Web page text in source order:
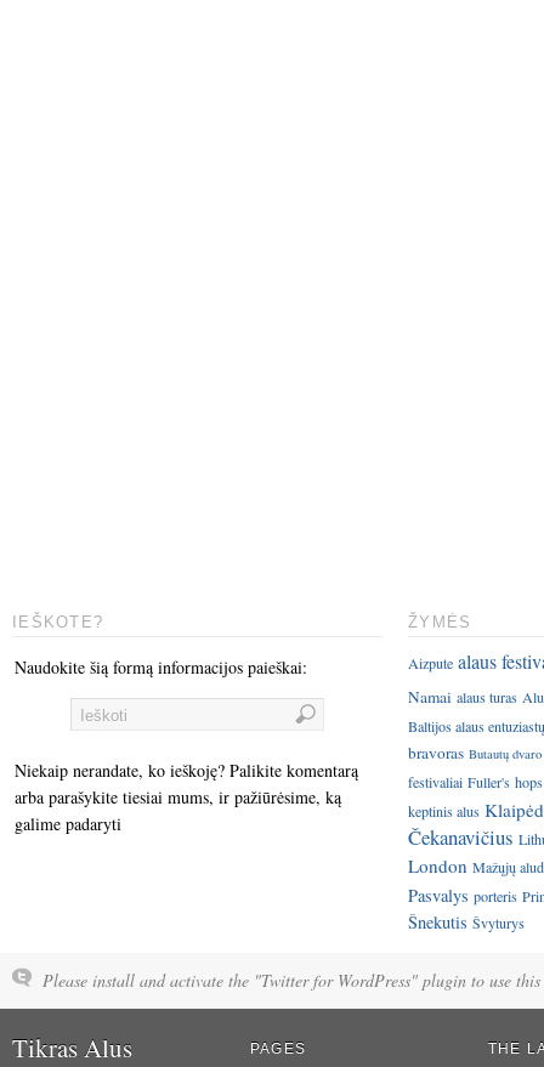
IEŠKOTE?
Naudokite šią formą informacijos paieškai:
Niekaip nerandate, ko ieškoję? Palikite komentarą
arba parašykite tiesiai mums, ir pažiūrėsime, ką
galime padaryti
ŽYMĖS
Aizpute alaus
Namai alaus turas
Baltijos alaus
bravoras Butautų dvaro
festivaliai Fuller's hops
keptinis alus
Čekanavičius
London Mažųjų
Pasvalys porteris
Šnekutis Švyturys
Please install and activate the "Twitter for WordPress" plugin to use this
Tikras Alus PAGES THE